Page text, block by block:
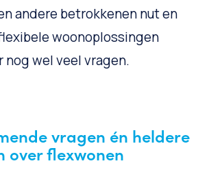
andere betrokkenen nut en
woonoplossingen
nog wel veel vragen.
vragen én heldere
over flexwonen